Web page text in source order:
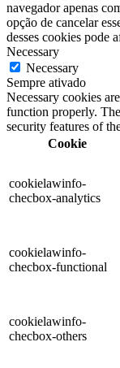
navegador apenas
opção de cancelar
desses cookies pode
Necessary
Necessary
Sempre ativado
Necessary cookies
function properly.
security features of
Cookie
cookielawinfo-
checbox-analytics
cookielawinfo-
checbox-functional
cookielawinfo-
checbox-others